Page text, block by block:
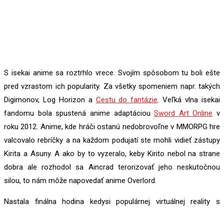
S isekai anime sa roztrhlo vrece. Svojím spôsobom tu boli ešte
pred vzrastom ich popularity. Za všetky spomeniem napr. takých
Digimonov, Log Horizon a Cestu do fantázie. Veľká vlna isekai
fandomu bola spustená anime adaptáciouSword Art Online v
roku 2012. Anime, kde hráči ostanú nedobrovoľne v MMORPG hre
valcovalo rebríčky a na každom podujatí ste mohli vidieť zástupy
Kirita a Asuny. A ako by to vyzeralo, keby Kirito nebol na strane
dobra ale rozhodol sa Aincrad terorizovať jeho neskutočnou
silou, to nám môže napovedať anime Overlord.
Nastala finálna hodina kedysi populárnej virtuálnej reality s